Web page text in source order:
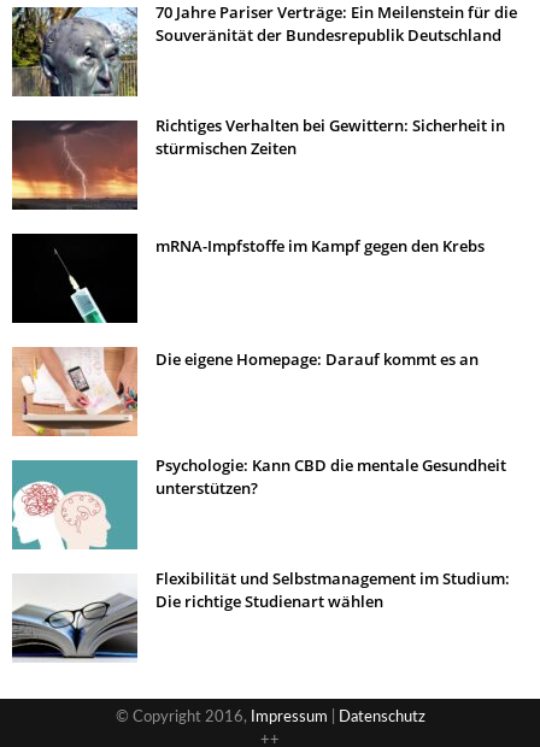
70 Jahre Pariser Verträge: Ein Meilenstein für die
Souveränität der Bundesrepublik Deutschland
Richtiges Verhalten bei Gewittern: Sicherheit in
stürmischen Zeiten
mRNA-Impfstoffe im Kampf gegen den Krebs
Die eigene Homepage: Darauf kommt es an
Psychologie: Kann CBD die mentale Gesundheit
unterstützen?
Flexibilität und Selbstmanagement im Studium:
Die richtige Studienart wählen
© Copyright 2016, Impressum
Datenschutz
++